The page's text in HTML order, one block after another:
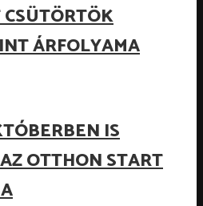
ÁRFOLYAMA
IS
OTTHON START